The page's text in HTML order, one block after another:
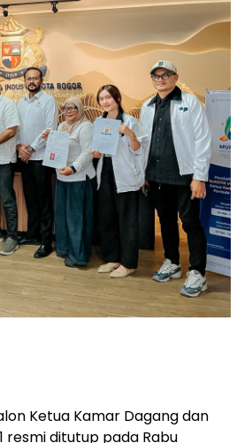
Ketua Kamar Dagang dan
resmi ditutup pada Rabu